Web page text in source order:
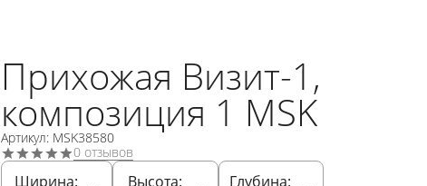
Прихожая Визит-1,
композиция 1 MSK
Артикул: MSK38580
0 отзывов
Ширина:
Высота:
Глубина: